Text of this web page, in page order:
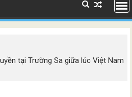
tại Trường Sa giữa lúc Việt Nam